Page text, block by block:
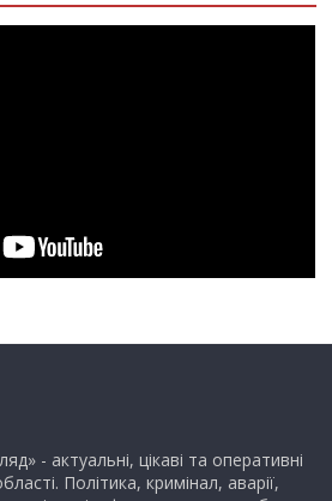
- актуальні, цікаві та оперативні
Політика, кримінал, аварії,